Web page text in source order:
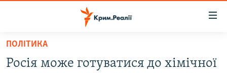
Перейти
основного
ПОЛІТИКА
Росія може готуватися до хімічної